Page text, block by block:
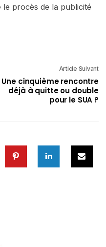
procès de la publicité
Article Suivant
Une cinquième rencontre
déjà à quitte ou double
pour le SUA ?